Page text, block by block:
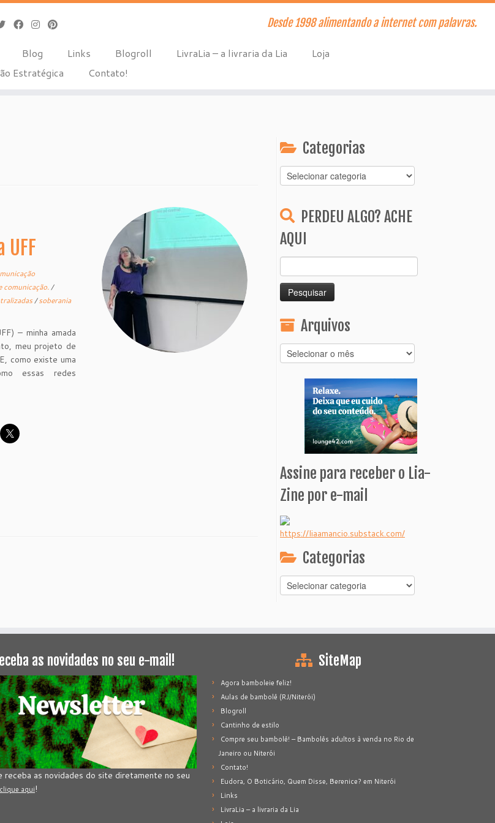
Desde 1998 alimentando a internet com palavras.
Blog Links Blogroll LivraLia – a livraria da Lia
Loja
Estratégica
Contato!
/
/soberania
– minha amada
meu projeto de
como existe uma
essas redes
Categorias
Categorias
PERDEU ALGO? ACHE
AQUI
por:
Arquivos
Arquivos
Assine para receber o Lia-
Zine por e-mail
https://liaamancio.substack.com/
Categorias
Categorias
as novidades no seu e-mail!
receba as novidades do site diretamente no seu
clique aqui!
SiteMap
Agora bamboleie feliz!
Aulas de bambolê (RJ/Niterói)
Blogroll
Cantinho de estilo
Compre seu bambolê! – Bambolês adultos à venda no Rio de
Janeiro ou Niterói
Contato!
Eudora, O Boticário, Quem Disse, Berenice? em Niterói
Links
LivraLia – a livraria da Lia